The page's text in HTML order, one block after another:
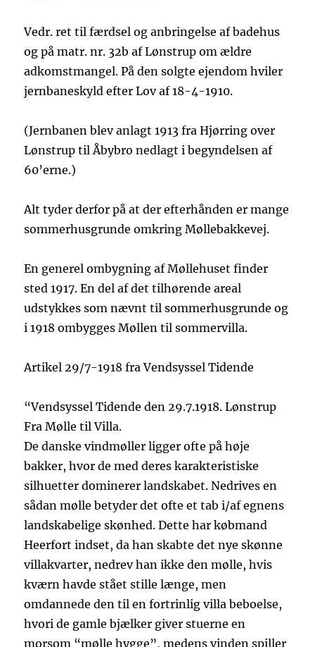
Vedr. ret til færdsel og anbringelse af badehus
og på matr. nr. 32b af Lønstrup om ældre
adkomstmangel. På den solgte ejendom hviler
jernbaneskyld efter Lov af 18-4-1910.
(Jernbanen blev anlagt 1913 fra Hjørring over
Lønstrup til Åbybro nedlagt i begyndelsen af
60’erne.)
Alt tyder derfor på at der efterhånden er mange
sommerhusgrunde omkring Møllebakkevej.
En generel ombygning af Møllehuset finder
sted 1917. En del af det tilhørende areal
udstykkes som nævnt til sommerhusgrunde og
i 1918 ombygges Møllen til sommervilla.
Artikel 29/7-1918 fra Vendsyssel Tidende
“Vendsyssel Tidende den 29.7.1918. Lønstrup
Fra Mølle til Villa.
De danske vindmøller ligger ofte på høje
bakker, hvor de med deres karakteristiske
silhuetter dominerer landskabet. Nedrives en
sådan mølle betyder det ofte et tab i/af egnens
landskabelige skønhed. Dette har købmand
Heerfort indset, da han skabte det nye skønne
villakvarter, nedrev han ikke den mølle, hvis
kværn havde stået stille længe, men
omdannede den til en fortrinlig villa beboelse,
hvori de gamle bjælker giver stuerne en
morsom “mølle hygge”, medens vinden spiller